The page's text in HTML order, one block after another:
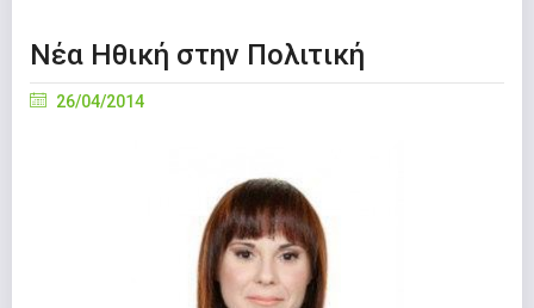
Νέα Ηθική στην Πολιτική
26/04/2014